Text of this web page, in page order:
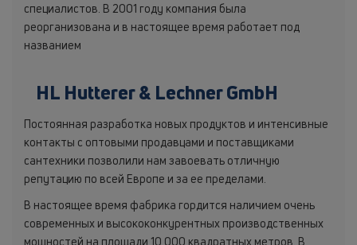
специалистов. В 2001 году компания была
реорганизована и в настоящее время работает под
названием
HL Hutterer & Lechner GmbH
Постоянная разработка новых продуктов и интенсивные
контакты с оптовыми продавцами и поставщиками
сантехники позволили нам завоевать отличную
репутацию по всей Европе и за ее пределами.
В настоящее время фабрика гордится наличием очень
современных и высококонкурентных производственных
мощностей на площади 10 000 квадратных метров. В